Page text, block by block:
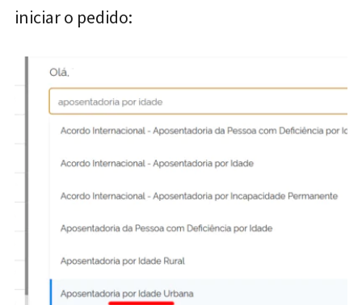
iniciar o pedido: